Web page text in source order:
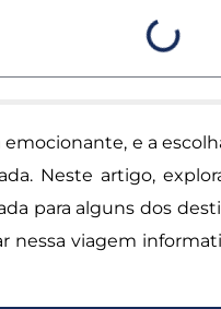
e a
Neste artigo,
para alguns dos
nessa viagem